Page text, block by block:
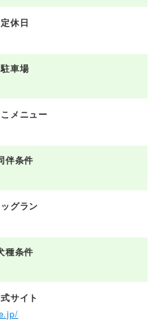
定休日
駐車場
メニュー
伴条件
ッグラン
種条件
サイト